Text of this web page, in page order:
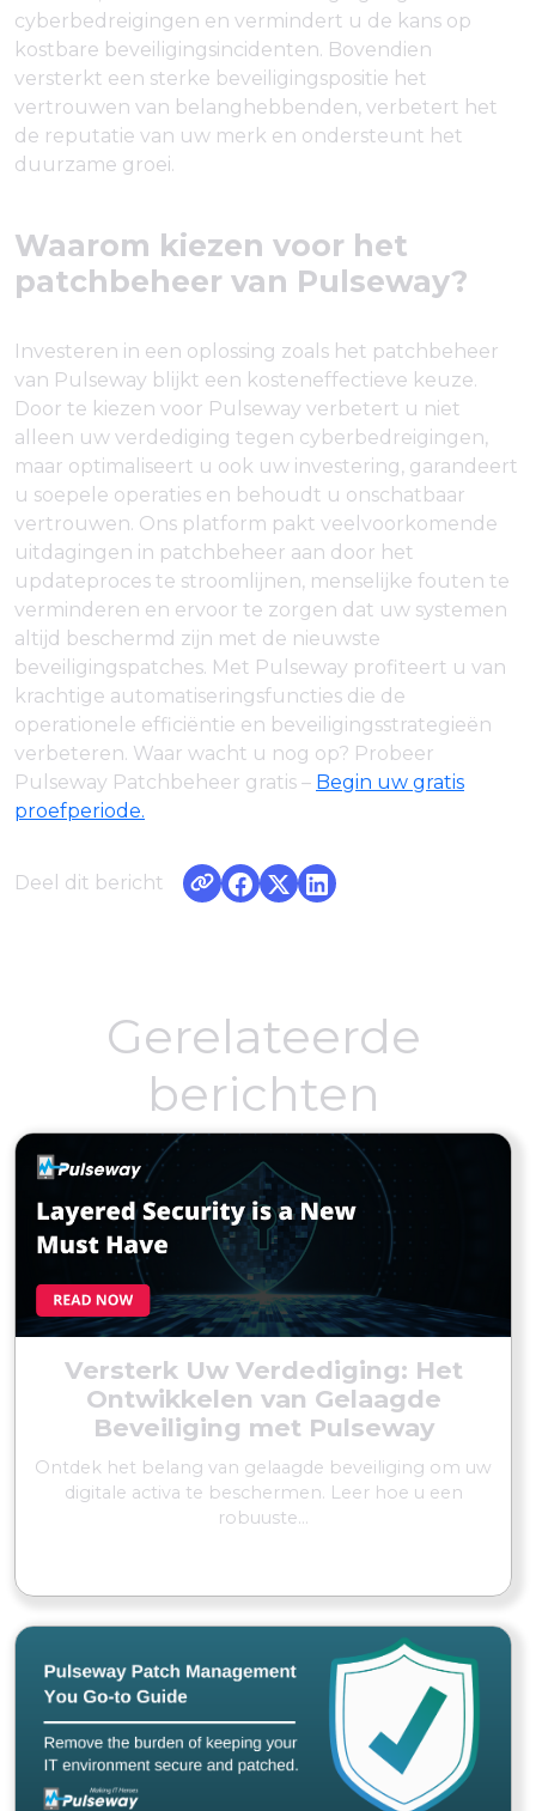
cyberbedreigingen en vermindert u de kans op
kostbare beveiligingsincidenten. Bovendien
versterkt een sterke beveiligingspositie het
vertrouwen van belanghebbenden, verbetert het
de reputatie van uw merk en ondersteunt het
duurzame groei.
Waarom kiezen voor het
patchbeheer van Pulseway?
Investeren in een oplossing zoals het patchbeheer
van Pulseway blijkt een kosteneffectieve keuze.
Door te kiezen voor Pulseway verbetert u niet
alleen uw verdediging tegen cyberbedreigingen,
maar optimaliseert u ook uw investering, garandeert
u soepele operaties en behoudt u onschatbaar
vertrouwen. Ons platform pakt veelvoorkomende
uitdagingen in patchbeheer aan door het
updateproces te stroomlijnen, menselijke fouten te
verminderen en ervoor te zorgen dat uw systemen
altijd beschermd zijn met de nieuwste
beveiligingspatches. Met Pulseway profiteert u van
krachtige automatiseringsfuncties die de
operationele efficiëntie en beveiligingsstrategieën
verbeteren. Waar wacht u nog op? Probeer
Pulseway Patchbeheer gratis – Begin uw gratis
proefperiode.
Deel dit bericht
Gerelateerde
berichten
Versterk Uw Verdediging: Het
Ontwikkelen van Gelaagde
Beveiliging met Pulseway
Ontdek het belang van gelaagde beveiliging om uw
digitale activa te beschermen. Leer hoe u een
robuuste...